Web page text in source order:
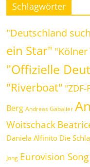
Schlagwörter
"Deutschland
ein Star"
"Offizielle
"Riverboat"
Berg Andreas Gabalier
Woitschack
Daniela Alfinito Die
Jong Eurovision